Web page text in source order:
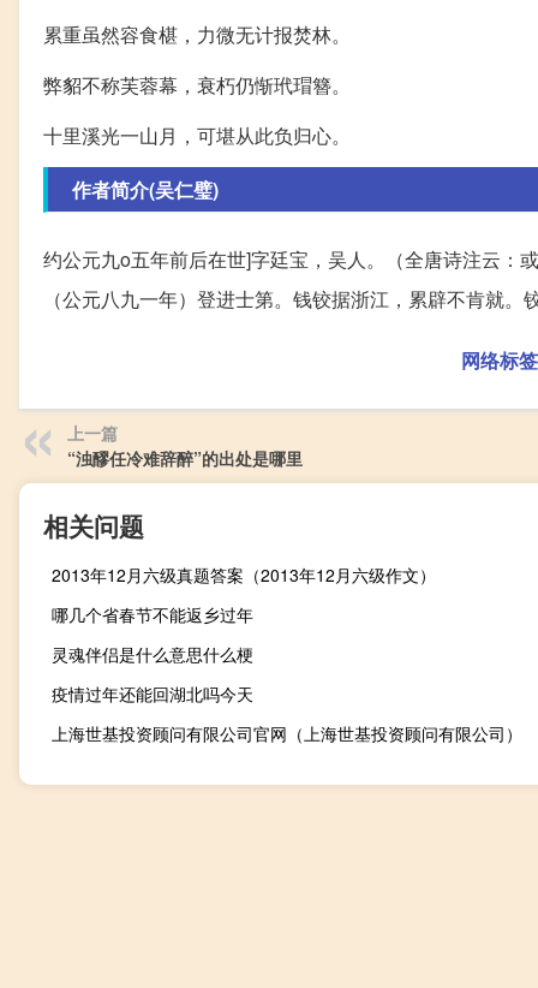
累重虽然容食椹，力微无计报焚林。
弊貂不称芙蓉幕，衰朽仍惭玳瑁簪。
十里溪光一山月，可堪从此负归心。
作者简介(吴仁璧)
约公元九o五年前后在世]字廷宝，吴人。（全唐诗注云：
（公元八九一年）登进士第。钱铰据浙江，累辟不肯就
网络标
上一篇
“浊醪任冷难辞醉”的出处是哪里
相关问题
2013年12月六级真题答案（2013年12月六级作文）
哪几个省春节不能返乡过年
灵魂伴侣是什么意思什么梗
疫情过年还能回湖北吗今天
上海世基投资顾问有限公司官网（上海世基投资顾问有限公司）